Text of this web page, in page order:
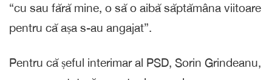
“cu sau fără mine, o să o aibă săptămâna viitoare
pentru că așa s-au angajat”.
Pentru că șeful interimar al PSD, Sorin Grindeanu,